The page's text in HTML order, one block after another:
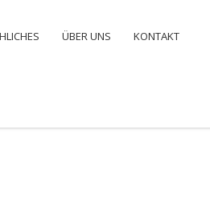
ÜBER UNS KONTAKT